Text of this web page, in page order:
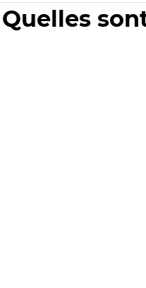
Quelles